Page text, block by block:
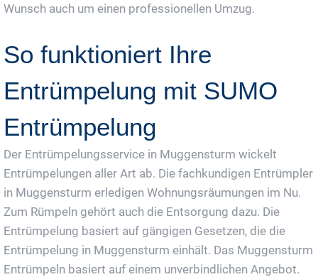
Wunsch auch um einen professionellen Umzug.
So funktioniert Ihre
Entrümpelung mit SUMO
Entrümpelung
Der Entrümpelungsservice in Muggensturm wickelt
Entrümpelungen aller Art ab. Die fachkundigen Entrümpler
in Muggensturm erledigen Wohnungsräumungen im Nu.
Zum Rümpeln gehört auch die Entsorgung dazu. Die
Entrümpelung basiert auf gängigen Gesetzen, die die
Entrümpelung in Muggensturm einhält. Das Muggensturm
Entrümpeln basiert auf einem unverbindlichen Angebot.